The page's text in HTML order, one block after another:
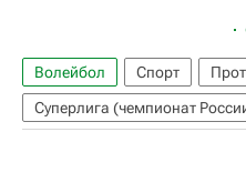
Волейбол Спорт
Суперлига (чемпионат